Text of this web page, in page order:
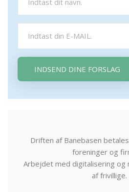
INDSEND DINE FORSLAG
Driften af Banebasen
foreninger og
Arbejdet med digitalisering
af frivillige.